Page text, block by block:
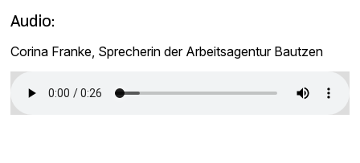
Audio:
Corina Franke, Sprecherin der Arbeitsagentur Bautzen